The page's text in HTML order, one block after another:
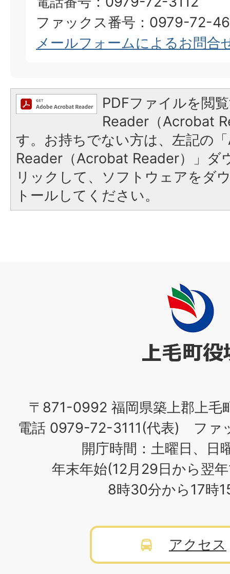
ファックス番号：0979-72-
メールフォームによるお問合
PDFファイルを閲
Reader（Acrobat
す。お持ちでない方は、左記の
Reader（Acrobat Reader）」ダ
リックして、ソフトウェアをダ
トールしてください。
〒871-0992 福岡県築上郡上毛
電話 0979-72-3111(代表) ファ
開庁時間：土曜日、日
年末年始(12月29日から翌
8時30分から17時
アクセス